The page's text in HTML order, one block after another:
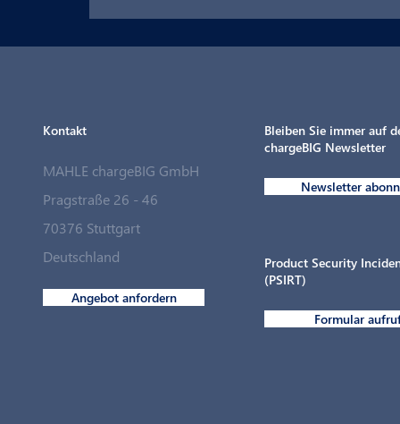
MAHLE chargeBIG schließt strategische
Partnerschaft mit Langmatz Energy
Kontakt
MAHLE chargeBIG GmbH
Pragstraße 26 - 46
70376 Stuttgart
Deutschland
Angebot anfordern
Bleiben Sie immer auf
chargeBIG Newsletter
Newsletter
Product Security
(PSIRT)
Formular